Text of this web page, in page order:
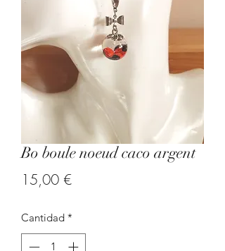
Bo boule noeud caco argent
15,00 €Precio
Cantidad *